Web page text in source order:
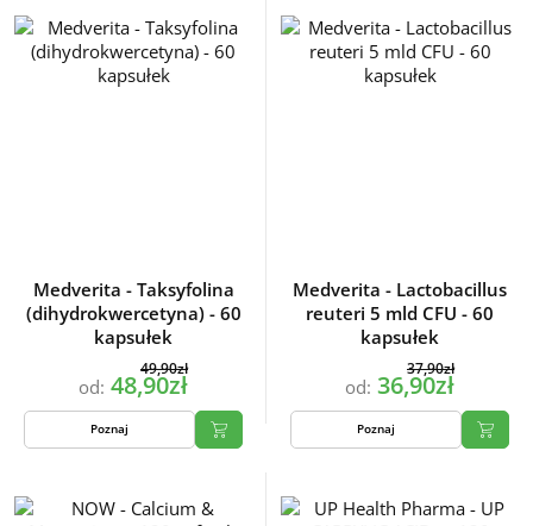
Medverita - Taksyfolina
(dihydrokwercetyna) - 60
kapsułek
od:
49,90zł
48,90zł
Poznaj
Medverita - Lactobacillus
reuteri 5 mld CFU - 60
kapsułek
od:
37,90zł
36,90zł
Poznaj